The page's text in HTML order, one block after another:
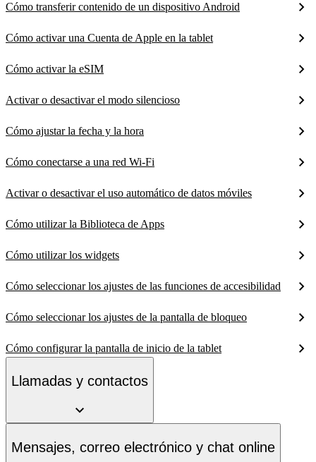
Cómo transferir contenido de un dispositivo Android
Cómo activar una Cuenta de Apple en la tablet
Cómo activar la eSIM
Activar o desactivar el modo silencioso
Cómo ajustar la fecha y la hora
Cómo conectarse a una red Wi-Fi
Activar o desactivar el uso automático de datos móviles
Cómo utilizar la Biblioteca de Apps
Cómo utilizar los widgets
Cómo seleccionar los ajustes de las funciones de accesibilidad
Cómo seleccionar los ajustes de la pantalla de bloqueo
Cómo configurar la pantalla de inicio de la tablet
Llamadas y contactos
Mensajes, correo electrónico y chat online